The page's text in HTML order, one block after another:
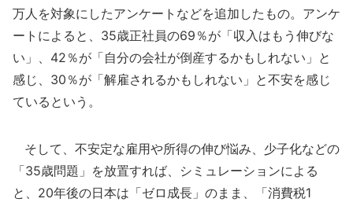
万人を対象にしたアンケートなどを追加したもの。アンケ
ートによると、35歳正社員の69％が「収入はもう伸びな
い」、42％が「自分の会社が倒産するかもしれない」と
感じ、30％が「解雇されるかもしれない」と不安を感じ
ているという。
そして、不安定な雇用や所得の伸び悩み、少子化などの
「35歳問題」を放置すれば、シミュレーションによる
と、20年後の日本は「ゼロ成長」のまま、「消費税1